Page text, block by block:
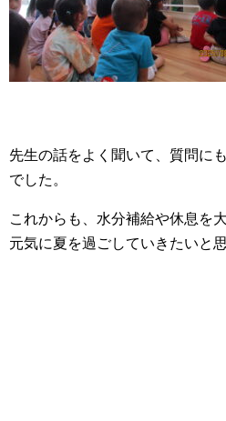
先生の話をよく聞いて、質問に
でした。
これからも、水分補給や休息を
元気に夏を過ごしていきたいと思